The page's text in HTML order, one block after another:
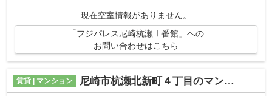
乗駅まで平坦な物件なので、自転車を使...
現在空室情報がありません。
「フジパレス尼崎杭瀬Ⅰ番館」への
お問い合わせはこちら
賃貸 | マンション 尼崎市杭瀬北新町４丁目のマンション